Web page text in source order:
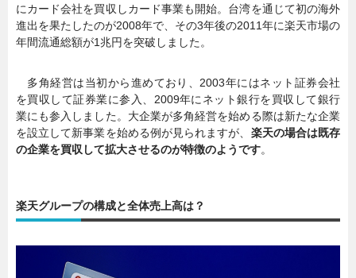
にカード会社を買収しカード事業も開始。台湾を通じて初の海外
進出を果たしたのが2008年で、その3年後の2011年に楽天市場の
年間流通総額が1兆円を突破しました。
多角経営は当初から進めており、2003年にはネット証券会社
を買収して証券業に参入、2009年にネット銀行を買収して銀行
業にも参入しました。大企業が多角経営を始める際は新たな企業
を設立して新事業を始める例が見られますが、 楽天の場合は既存
の企業を買収して拡大させるのが特徴のようです。
楽天グループの構成と全体売上高は？